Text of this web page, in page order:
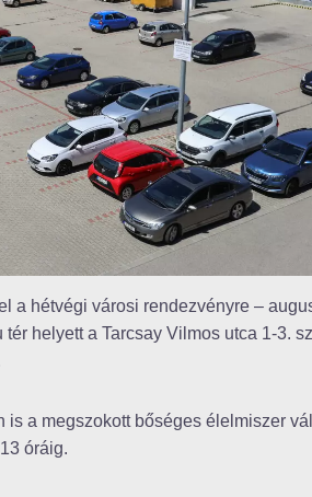
a hétvégi városi rendezvényre –
helyett a Tarcsay Vilmos utca 1-3.
a megszokott bőséges élelmiszer
óráig.